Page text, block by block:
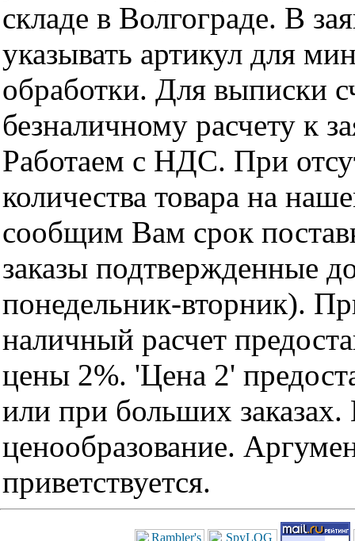
складе в Волгограде. В
указывать артикул для
обработки. Для выписки
безналичному расчету к
Работаем с НДС. При
количества товара на
сообщим Вам срок
заказы подтвержденные
понедельник-вторник).
наличный расчет
цены 2%. 'Цена 2'
или при больших
ценообразование.
приветствуется.